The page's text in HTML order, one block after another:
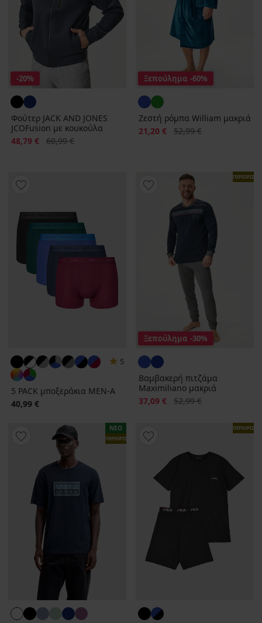
-20%
Φούτερ JACK AND JONES
JCOFusion με κουκούλα
Έκπτωση
48,79 € Αρχική τιμή
60,99 €
Ξεπούλημα -60%
Ζεστή ρόμπα William μακριά
Έκπτωση
21,20 € Αρχική τιμή
52,99 €
5
5 PACK μποξεράκια MEN-A
40,99 €
Ξεπούλημα -30%
Βαμβακερή πιτζάμα
Maximiliano μακριά
Έκπτωση
37,09 € Αρχική τιμή
52,99 €
ΝΕΟ
ΠΕΡΙΟΡΙΣΜΕΝΑ